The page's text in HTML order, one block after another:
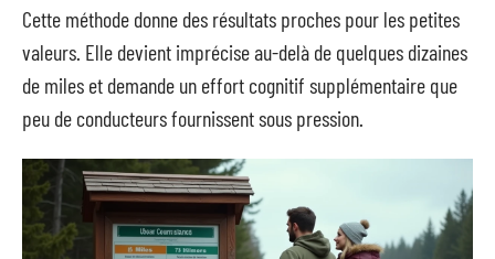
Cette méthode donne des résultats proches pour les petites
valeurs. Elle devient imprécise au-delà de quelques dizaines
de miles et demande un effort cognitif supplémentaire que
peu de conducteurs fournissent sous pression.